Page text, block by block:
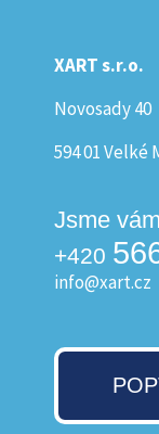
XART s.r.o.
Novosady 40
594 01 Velké
Jsme
+420
info@xart.cz